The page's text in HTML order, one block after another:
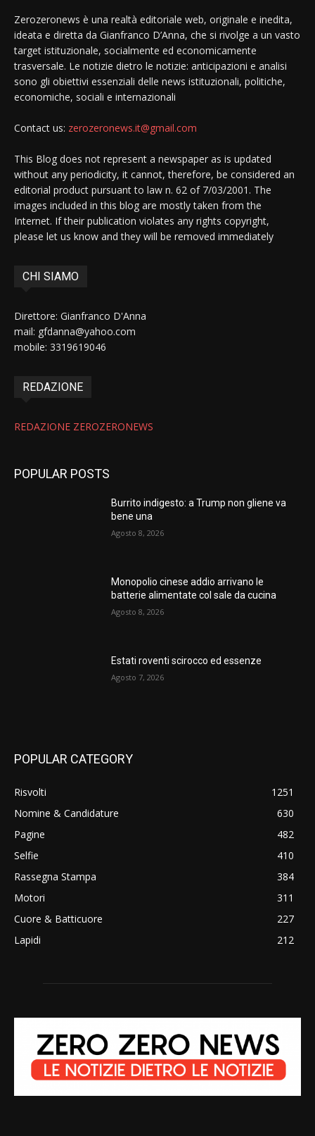
Zerozeronews è una realtà editoriale web, originale e inedita,
ideata e diretta da Gianfranco D’Anna, che si rivolge a un vasto
target istituzionale, socialmente ed economicamente
trasversale. Le notizie dietro le notizie: anticipazioni e analisi
sono gli obiettivi essenziali delle news istituzionali, politiche,
economiche, sociali e internazionali
Contact us: zerozeronews.it@gmail.com
This Blog does not represent a newspaper as is updated
without any periodicity, it cannot, therefore, be considered an
editorial product pursuant to law n. 62 of 7/03/2001. The
images included in this blog are mostly taken from the
Internet. If their publication violates any rights copyright,
please let us know and they will be removed immediately
CHI SIAMO
Direttore: Gianfranco D'Anna
mail: gfdanna@yahoo.com
mobile: 3319619046
REDAZIONE
REDAZIONE ZEROZERONEWS
POPULAR POSTS
Burrito indigesto: a Trump non gliene va
bene una
Agosto 8, 2026
Monopolio cinese addio arrivano le
batterie alimentate col sale da cucina
Agosto 8, 2026
Estati roventi scirocco ed essenze
Agosto 7, 2026
POPULAR CATEGORY
Risvolti
1251
Nomine & Candidature
630
Pagine
482
Selfie
410
Rassegna Stampa
384
Motori
311
Cuore & Batticuore
227
Lapidi
212